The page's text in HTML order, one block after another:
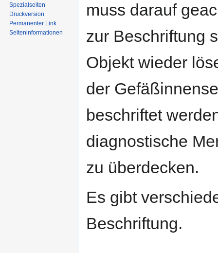
muss darauf
zur Beschriftung
Objekt wieder
der
beschriftet
diagnostische
zu überdecken.
Es gibt
Beschriftung.
Spezialseiten
Druckversion
Permanenter Link
Seiten­­informationen